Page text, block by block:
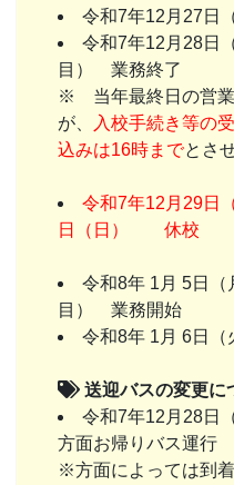
令和7年12月27
令和7年12月28
目） 業務終了
※ 当年最終日の営業
が、
入校手続き等の
込みは16時までとさ
令和7年12月29
日（日） 休校
令和8年 1月 5
目） 業務開始
令和8年 1月 6
送迎バスの変更に
令和7年12月
方面お帰りバス運行
※方面によっては到